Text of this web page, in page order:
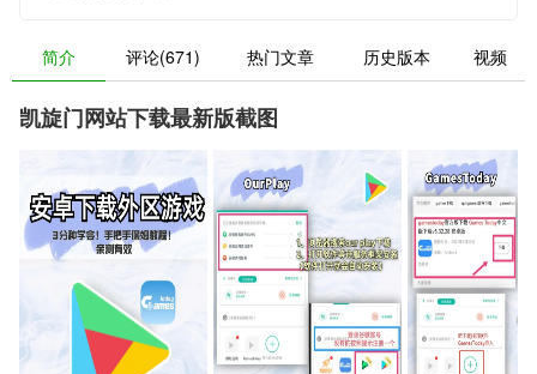
简介 评论(671) 热门文章 历史版本 视频
凯旋门网站下载最新版截图